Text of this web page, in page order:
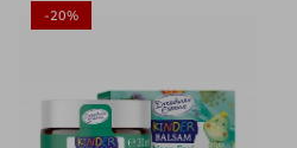
-20%